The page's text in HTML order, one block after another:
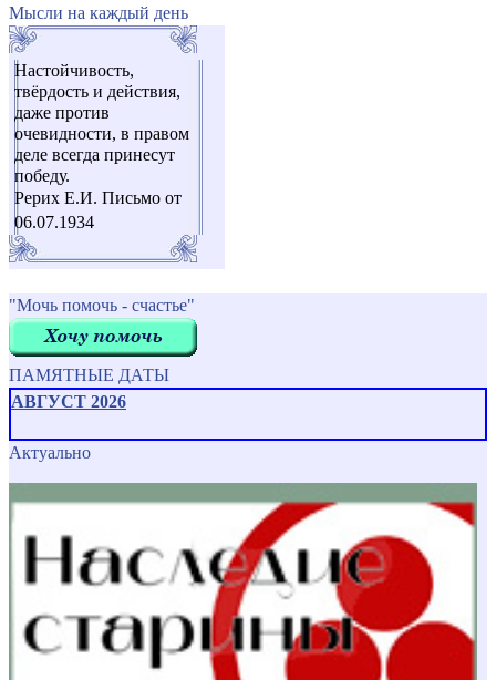
Мысли на каждый день
Настойчивость,
твёрдость и действия,
даже против
очевидности, в правом
деле всегда принесут
победу.
Рерих Е.И. Письмо от
06.07.1934
"Мочь помочь - счастье"
ПАМЯТНЫЕ ДАТЫ
АВГУСТ 2026
Актуально